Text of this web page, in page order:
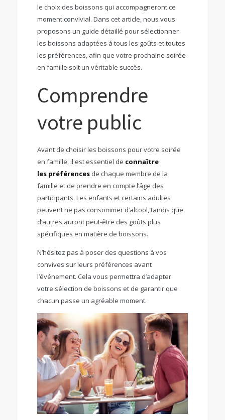
le choix des boissons qui accompagneront ce
moment convivial. Dans cet article, nous vous
proposons un guide détaillé pour sélectionner
les boissons adaptées à tous les goûts et toutes
les préférences, afin que votre prochaine soirée
en famille soit un véritable succès.
Comprendre
votre public
Avant de choisir les boissons pour votre soirée
en famille, il est essentiel de connaître
les préférencesde chaque membre de la
famille et de prendre en compte l’âge des
participants. Les enfants et certains adultes
peuvent ne pas consommer d’alcool, tandis que
d’autres auront peut-être des goûts plus
spécifiques en matière de boissons.
N’hésitez pas à poser des questions à vos
convives sur leurs préférences avant
l’événement. Cela vous permettra d’adapter
votre sélection de boissons et de garantir que
chacun passe un agréable moment.